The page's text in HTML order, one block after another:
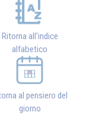
Ritorna all'indice
alfabetico
al pensiero del
giorno